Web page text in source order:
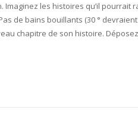
les histoires qu’il pourrait
de bains bouillants (30 °
chapitre de son histoire.